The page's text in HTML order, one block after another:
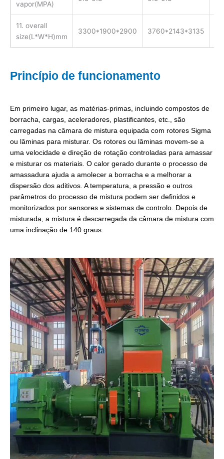
vapor(MPA)
11. overall
size(L*W*H)mm
3300*1900*2900 3760*2143*3135
Princípio de funcionamento
Em primeiro lugar, as matérias-primas, incluindo compostos de
borracha, cargas, aceleradores, plastificantes, etc., são
carregadas na câmara de mistura equipada com rotores Sigma
ou lâminas para misturar. Os rotores ou lâminas movem-se a
uma velocidade e direção de rotação controladas para amassar
e misturar os materiais. O calor gerado durante o processo de
amassadura ajuda a amolecer a borracha e a melhorar a
dispersão dos aditivos. A temperatura, a pressão e outros
parâmetros do processo de mistura podem ser definidos e
monitorizados por sensores e sistemas de controlo. Depois de
misturada, a mistura é descarregada da câmara de mistura com
uma inclinação de 140 graus.